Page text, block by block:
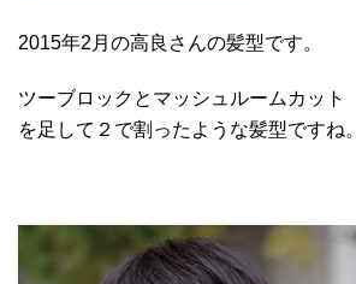
2015年2月の高良さんの髪型です。
ツーブロックとマッシュルームカット
を足して２で割ったような髪型ですね。